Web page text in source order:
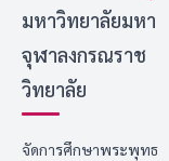
มหาวิทยาลัยมหา
จุฬาลงกรณราช
วิทยาลัย
จัดการศึกษาพระพุทธ